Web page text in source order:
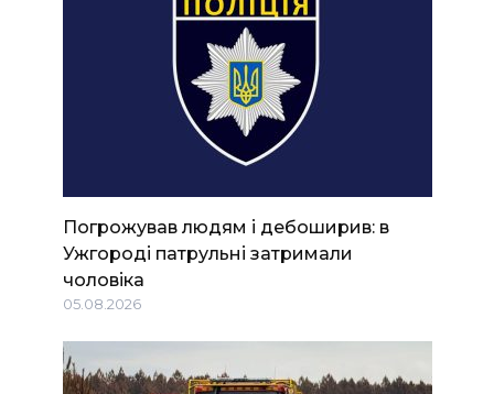
Погрожував людям і дебоширив: в
Ужгороді патрульні затримали
чоловіка
05.08.2026